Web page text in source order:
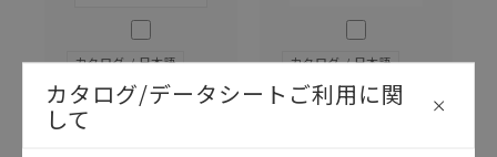
このカタログを選択
カタログ 日本語
SGTD-073AC
E5□C/E5□C-
このカタログを選択
カタログ 日本語
SGTD-079E
カタログ/データシートご利用に関
して